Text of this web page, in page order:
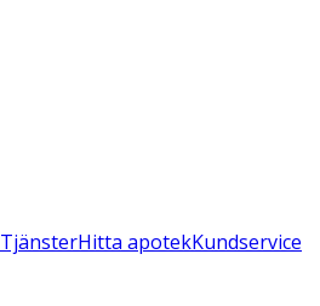
TjänsterHitta apotekKundservice